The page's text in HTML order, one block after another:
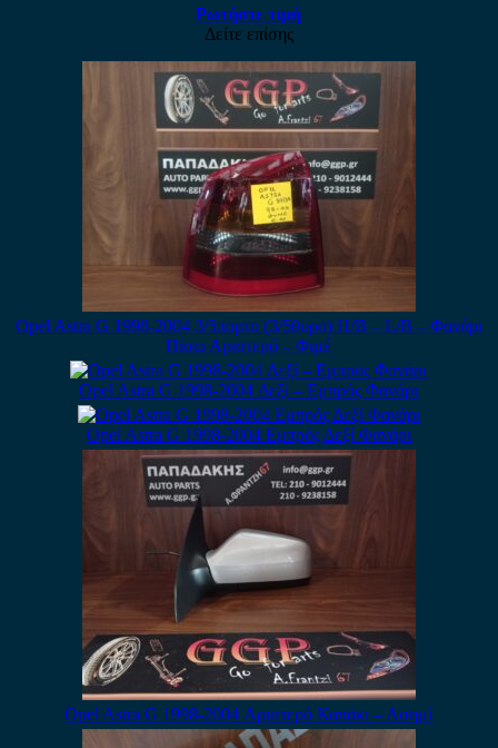
Ρωτήστε τιμή
Δείτε επίσης
Opel Astra G 1998-2004 3/5πορτο (3/5θυρο) H/B – L/B – Φανάρι
Πίσω Αριστερό – Φιμέ
Opel Astra G 1998-2004 Δεξί – Εμπρός Φανάρι
Opel Astra G 1998-2004 Εμπρός Δεξί Φανάρι
Opel Astra G 1998-2004 Αριστερό Καπάκι – Ασημί